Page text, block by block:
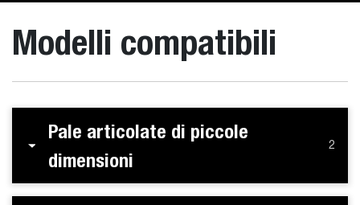
Modelli compatibili
Pale articolate di piccole
dimensioni
2